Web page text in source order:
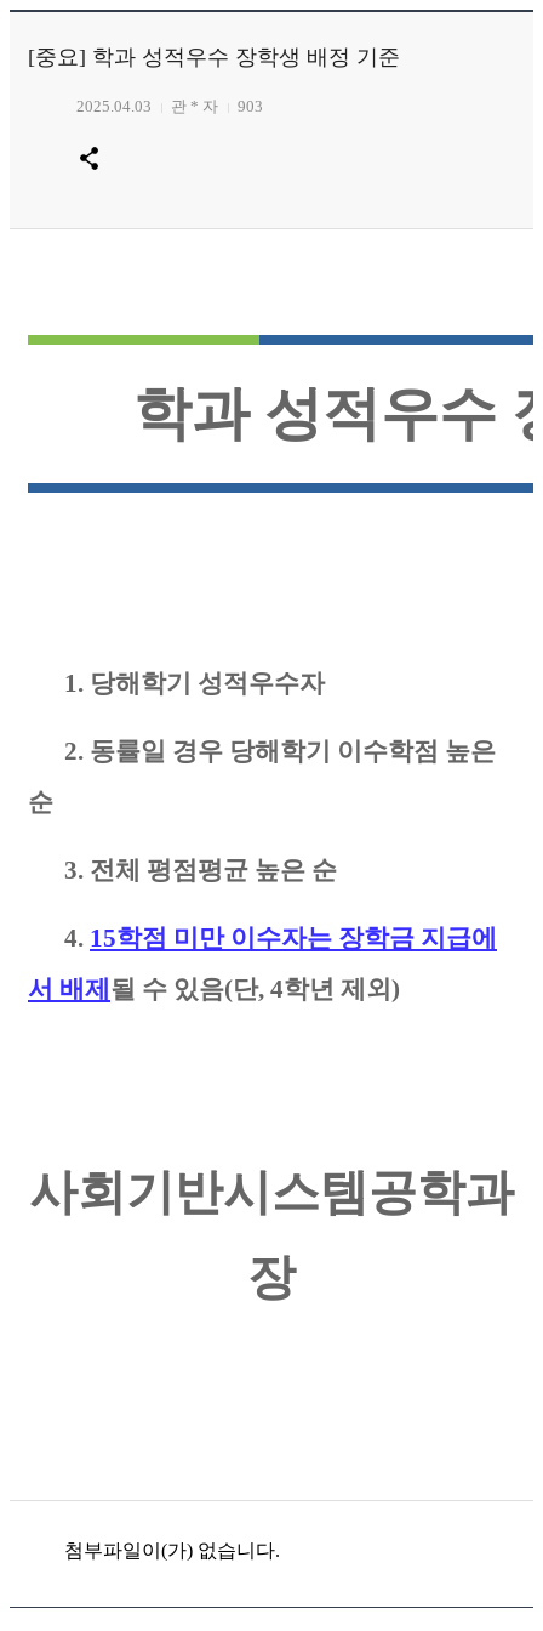
[중요] 학과 성적우수 장학생 배정 기준
2025.04.03 관 * 자 903
학과 성적우수
1. 당해학기 성적우수자
2. 동률일 경우 당해학기 이수학점 높은
순
3. 전체 평점평균 높은 순
4. 15학점 미만 이수자는 장학금 지급에
서 배제 될 수 있음(단, 4학년 제외)
사회기반시스템공학과
장
첨부파일이(가) 없습니다.